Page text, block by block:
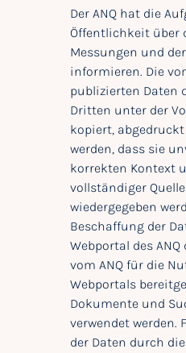
Der ANQ hat die
Öffentlichkeit über
Messungen und
informieren. Die
publizierten Daten
Dritten unter der
kopiert,
werden, dass sie
korrekten Kontext
vollständiger
wiedergegeben
Beschaffung der
Webportal des
vom ANQ für die
Webportals
Dokumente und
verwendet werden.
der Daten durch